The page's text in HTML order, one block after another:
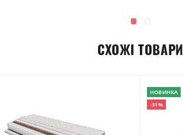
СХОЖІ ТОВАРИ
НОВИНКА
-31%